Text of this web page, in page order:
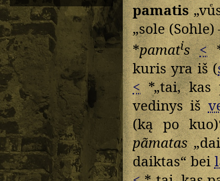
pamatis
„sole
*pamatis <
kuris yra iš (
<*„tai, kas
vedinys iš
(ką po
pãmatas
daiktas“ bei